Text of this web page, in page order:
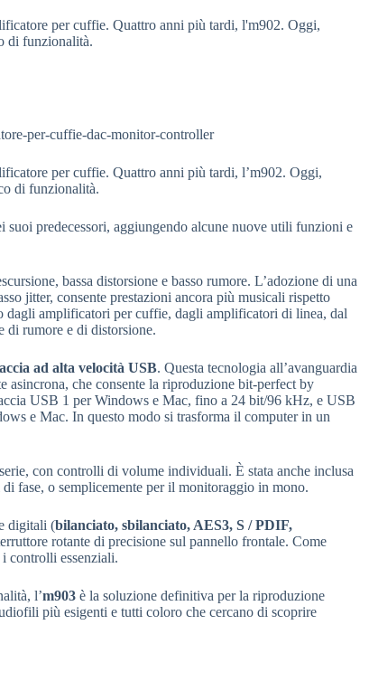
per cuffie. Quattro anni più tardi, l'm902. Oggi,
di funzionalità.
per cuffie. Quattro anni più tardi, l’m902. Oggi,
di funzionalità.
suoi predecessori, aggiungendo alcune nuove utili funzioni e
bassa distorsione e basso rumore. L’adozione di una
jitter, consente prestazioni ancora più musicali rispetto
dagli amplificatori per cuffie, dagli amplificatori di linea, dal
di rumore e di distorsione.
ad alta velocità USB. Questa tecnologia all’avanguardia
asincrona, che consente la riproduzione bit-perfect by
USB 1 per Windows e Mac, fino a 24 bit/96 kHz, e USB
e Mac. In questo modo si trasforma il computer in un
con controlli di volume individuali. È stata anche inclusa
fase, o semplicemente per il monitoraggio in mono.
digitali (bilanciato, sbilanciato, AES3, S / PDIF,
rotante di precisione sul pannello frontale. Come
controlli essenziali.
l’m903 è la soluzione definitiva per la riproduzione
più esigenti e tutti coloro che cercano di scoprire